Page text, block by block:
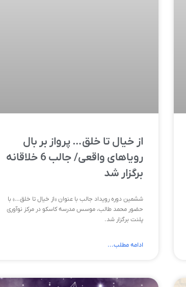
از خیال تا خلق… پرواز بر بال
رویاهای واقعی/ جالب 6 خلاقانه
برگزار شد
ششمین دوره رویداد جالب با عنوان «از خیال تا خلق…» با
حضور محمد طالب، موسس مدرسه کاسکو در مرکز نوآوری
پلنت برگزار شد.
ادامه مطلب...